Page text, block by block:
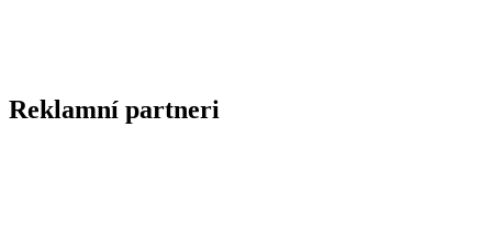
Reklamní partneri